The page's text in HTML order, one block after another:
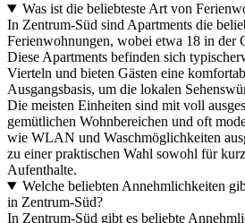
Was ist die beliebteste Art von
In Zentrum-Süd sind Apartments die
Ferienwohnungen, wobei etwa 18 in der
Diese Apartments befinden sich
Vierteln und bieten Gästen eine
Ausgangsbasis, um die lokalen
Die meisten Einheiten sind mit voll
gemütlichen Wohnbereichen und oft
wie WLAN und Waschmöglichkeiten
zu einer praktischen Wahl sowohl für
Aufenthalte.
Welche beliebten Annehmlichkeiten
in Zentrum-Süd?
In Zentrum-Süd gibt es beliebte